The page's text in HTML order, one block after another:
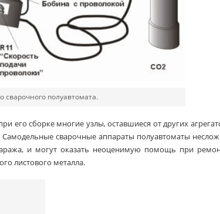
сварочного полуавтомата.
его сборке многие узлы, оставшиеся от других
Самодельные сварочные аппараты полуавтоматы
и могут оказать неоценимую помощь при
листового металла.